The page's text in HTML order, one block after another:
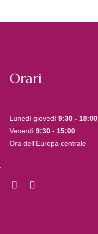
Orari
Lunedì giovedì 9:30 - 18:00
Venerdì 9:30 - 15:00
Ora dell'Europa centrale